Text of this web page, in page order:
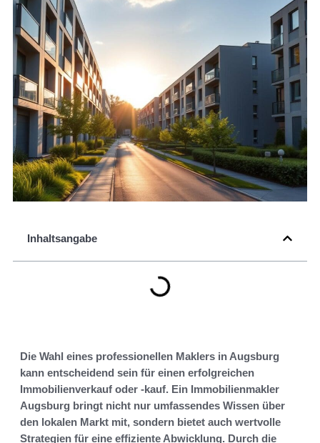
Inhaltsangabe
Die Wahl eines professionellen Maklers in Augsburg
kann entscheidend sein für einen erfolgreichen
Immobilienverkauf oder -kauf. Ein Immobilienmakler
Augsburg bringt nicht nur umfassendes Wissen über
den lokalen Markt mit, sondern bietet auch wertvolle
Strategien für eine effiziente Abwicklung. Durch die